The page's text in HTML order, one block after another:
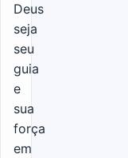
Deus
seja
seu
guia
e
sua
força
em